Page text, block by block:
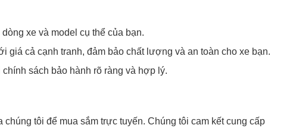
xe và model cụ thể của bạn.
giá cả cạnh tranh, đảm bảo chất lượng và an toàn cho xe bạn.
sách bảo hành rõ ràng và hợp lý.
tôi để mua sắm trực tuyến. Chúng tôi cam kết cung cấp